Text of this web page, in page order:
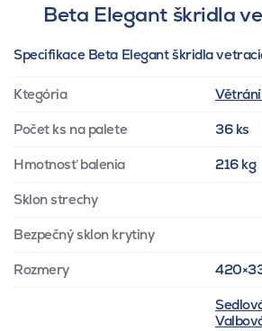
Beta Elegant škridla
Specifikace Beta Elegant škridla
Ktegória
Počet ks na palete 36 ks
Hmotnosť balenia 216 kg
Sklon strechy
Bezpečný sklon krytiny
Rozmery